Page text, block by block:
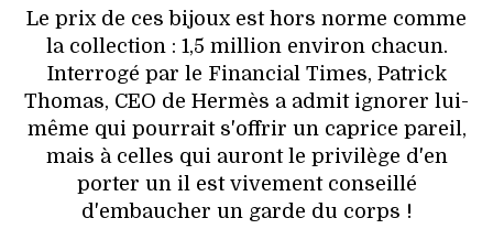
Le prix de ces bijoux est hors norme comme
la collection : 1,5 million environ chacun.
Interrogé par le Financial Times, Patrick
Thomas, CEO de Hermès a admit ignorer lui-
même qui pourrait s'offrir un caprice pareil,
mais à celles qui auront le privilège d'en
porter un il est vivement conseillé
d'embaucher un garde du corps !